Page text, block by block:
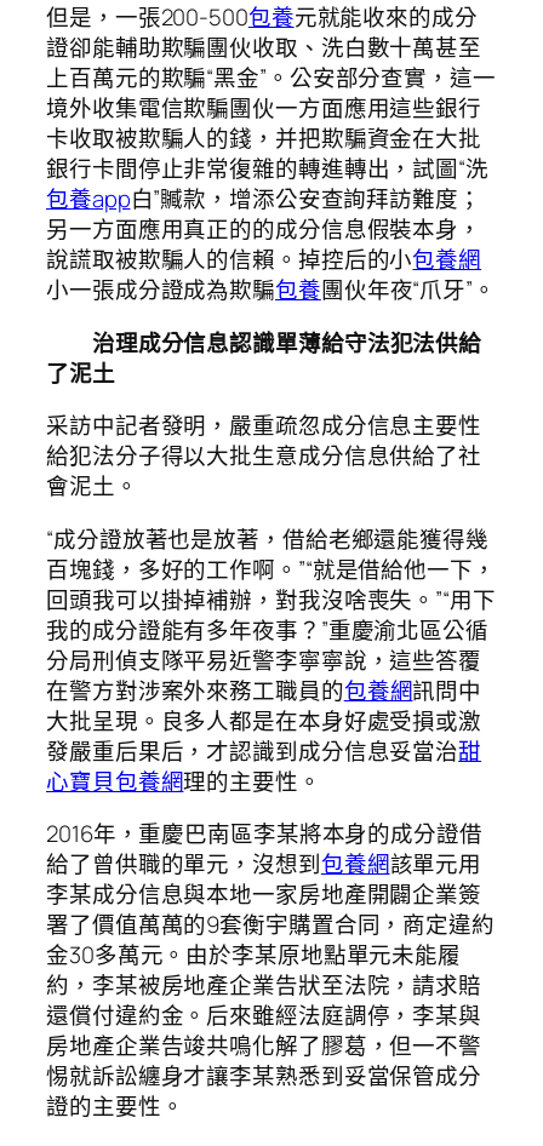
但是，一張200-500包養元就能收來的成分
證卻能輔助欺騙團伙收取、洗白數十萬甚至
上百萬元的欺騙“黑金”。公安部分查實，這一
境外收集電信欺騙團伙一方面應用這些銀行
卡收取被欺騙人的錢，并把欺騙資金在大批
銀行卡間停止非常復雜的轉進轉出，試圖“洗
包養app白”贓款，增添公安查詢拜訪難度；
另一方面應用真正的的成分信息假裝本身，
說謊取被欺騙人的信賴。掉控后的小包養網
小一張成分證成為欺騙包養團伙年夜“爪牙”。
治理成分信息認識單薄給守法犯法供給
了泥土
采訪中記者發明，嚴重疏忽成分信息主要性
給犯法分子得以大批生意成分信息供給了社
會泥土。
“成分證放著也是放著，借給老鄉還能獲得幾
百塊錢，多好的工作啊。”“就是借給他一下，
回頭我可以掛掉補辦，對我沒啥喪失。”“用下
我的成分證能有多年夜事？”重慶渝北區公循
分局刑偵支隊平易近警李寧寧說，這些答覆
在警方對涉案外來務工職員的包養網訊問中
大批呈現。良多人都是在本身好處受損或激
發嚴重后果后，才認識到成分信息妥當治甜
心寶貝包養網理的主要性。
2016年，重慶巴南區李某將本身的成分證借
給了曾供職的單元，沒想到包養網該單元用
李某成分信息與本地一家房地產開闢企業簽
署了價值萬萬的9套衡宇購置合同，商定違約
金30多萬元。由於李某原地點單元未能履
約，李某被房地產企業告狀至法院，請求賠
還償付違約金。后來雖經法庭調停，李某與
房地產企業告竣共鳴化解了膠葛，但一不警
惕就訴訟纏身才讓李某熟悉到妥當保管成分
證的主要性。